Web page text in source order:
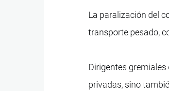
La paralización del
transporte pesado,
Dirigentes
privadas, sino